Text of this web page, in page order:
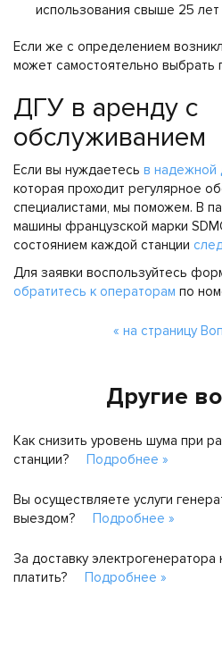
использования свыше 25
Если же с определением
может самостоятельно выбрать
ДГУ в аренду с
обслуживанием
Если вы нуждаетесь в надежной
которая проходит регулярное
специалистами, мы поможем. В
машины французской марки
состоянием каждой станции
Для заявки воспользуйтесь
обратитесь к операторам по
« на страницу
Другие
Как снизить уровень шума при
станции?
Подробнее »
Вы осуществляете услуги
выездом?
Подробнее »
За доставку
платить?
Подробнее »